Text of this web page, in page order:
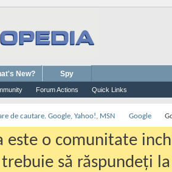
Forum Actions Quick Links
New? Spy
de cautare. Google, Yahoo!, MSN Google
este o comunitate
să răspundeți